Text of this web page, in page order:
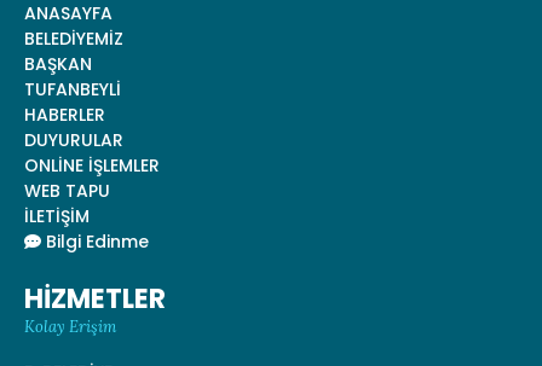
ANASAYFA
BELEDİYEMİZ
BAŞKAN
TUFANBEYLİ
HABERLER
DUYURULAR
ONLİNE İŞLEMLER
WEB TAPU
İLETİŞİM
Bilgi Edinme
HİZMETLER
Kolay Erişim